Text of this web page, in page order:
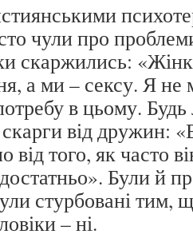
чули про
скаржились:
а ми – сексу. Я
в цьому.
від дружин:
від того, як часто
Були й
стурбовані
– ні.